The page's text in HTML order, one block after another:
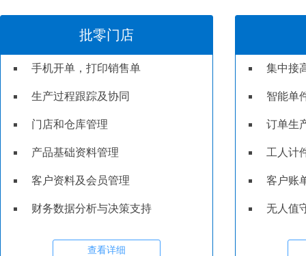
批零门店
手机开单，打印销售单
生产过程跟踪及协同
门店和仓库管理
产品基础资料管理
客户资料及会员管理
财务数据分析与决策支持
查看详细
集中接
智能单
订单生
工人计
客户账
无人值